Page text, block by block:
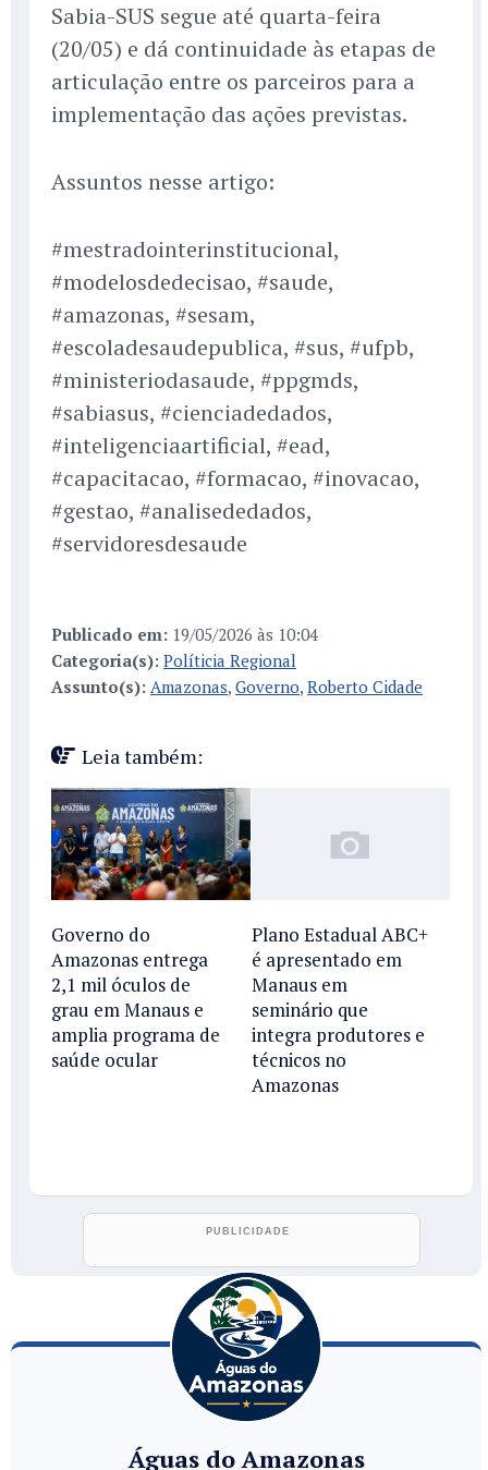
Sabia-SUS segue até quarta-feira
(20/05) e dá continuidade às etapas de
articulação entre os parceiros para a
implementação das ações previstas.
Assuntos nesse artigo:
#mestradointerinstitucional,
#modelosdedecisao, #saude,
#amazonas, #sesam,
#escoladesaudepublica, #sus, #ufpb,
#ministeriodasaude, #ppgmds,
#sabiasus, #cienciadedados,
#inteligenciaartificial, #ead,
#capacitacao, #formacao, #inovacao,
#gestao, #analisededados,
#servidoresdesaude
Publicado em: 19/05/2026 às 10:04
Categoria(s): Políticia Regional
Assunto(s): Amazonas, Governo, Roberto Cidade
Leia também:
Governo do
Amazonas entrega
2,1 mil óculos de
grau em Manaus e
amplia programa de
saúde ocular
Plano Estadual ABC+
é apresentado em
Manaus em
seminário que
integra produtores e
técnicos no
Amazonas
Águas do Amazonas